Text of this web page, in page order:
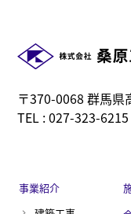
〒370-0068 群馬県
TEL : 027-323-
事業紹介